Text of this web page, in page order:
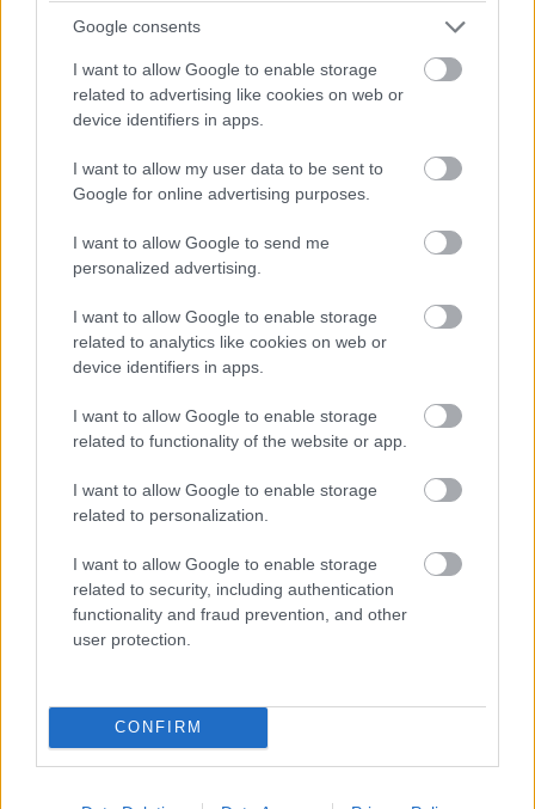
Google consents
I want to allow Google to enable storage
related to advertising like cookies on web or
device identifiers in apps.
I want to allow my user data to be sent to
Google for online advertising purposes.
I want to allow Google to send me
personalized advertising.
I want to allow Google to enable storage
related to analytics like cookies on web or
device identifiers in apps.
I want to allow Google to enable storage
related to functionality of the website or app.
I want to allow Google to enable storage
related to personalization.
I want to allow Google to enable storage
related to security, including authentication
functionality and fraud prevention, and other
user protection.
CONFIRM
TurboMaster megoldása 5 százalékkal biztonságosan
képes túlhúzni, ha extra erőre lenne szükségünk. A CPU
és a GPU hűtésekülön lett megoldva
, két külön
ventilátorral és bordával.
meg, a megfelelő hangzásról pedig a SonicMaster
Premium és a Bang & Olufsen technológiák
gondoskodnak. A G550JK a legvastagabb pontján is
mindössze 27 milliméteres.
ASUS ROG G550JK - specifikációk:
Processzor: Intel Core i7-4700HQ
Lapkakészlet: Mobile Intel HM86
Operációs rendszer: Windows 8.1/ Windows 8.1
Professional
Kijelző: 15.6 hüvelykes AG IPS FHD LED (1920 x 1080)
vagy AG HD LED (1366 x 768)
Videokártya: NVIDIA GeForce GTX 850M 2/4 GB DDR3
(7200rpm HDD) vagy 750 GB (5400rpm, SSH) vagy 256
GB SSD
Optikai meghajtó: DVD Super-Multi / Blu-ray Combo /